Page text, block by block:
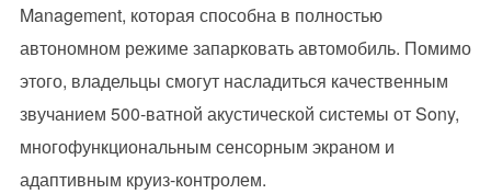
Management, которая способна в полностью
автономном режиме запарковать автомобиль. Помимо
этого, владельцы смогут насладиться качественным
звучанием 500-ватной акустической системы от Sony,
многофункциональным сенсорным экраном и
адаптивным круиз-контролем.